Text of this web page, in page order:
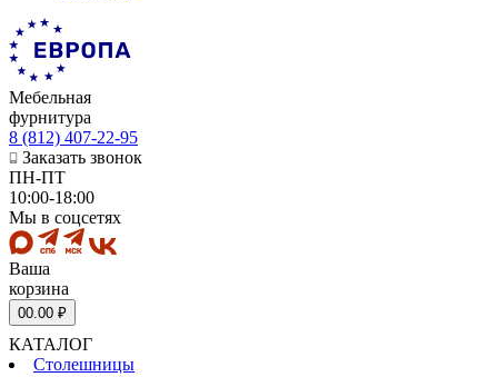
Мебельная
фурнитура
8 (812) 407-22-95
Заказать звонок
ПН-ПТ
10:00-18:00
Мы в соцсетях
Ваша
корзина
00.00 ₽
КАТАЛОГ
Столешницы